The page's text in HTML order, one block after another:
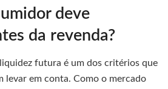
deve
da revenda?
futura é um dos critérios que
levar em conta. Como o mercado